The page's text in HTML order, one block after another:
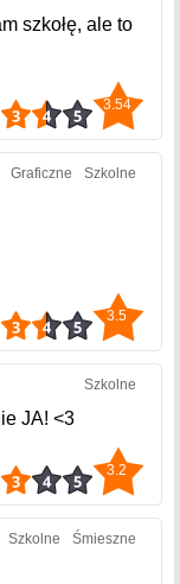
szkołę, ale to
3.54
Graficzne Szkolne
3.5
Szkolne
JA! <3
3.2
Szkolne Śmieszne